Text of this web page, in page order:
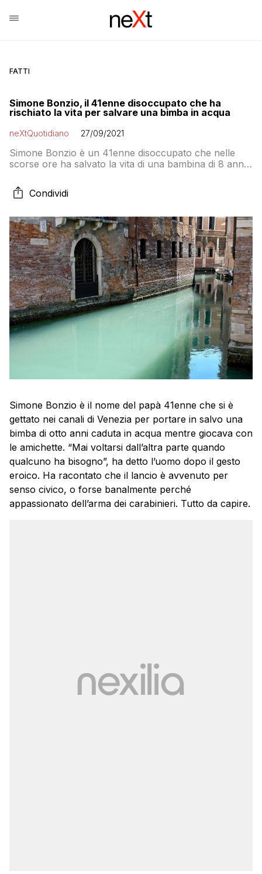
FATTI
Simone Bonzio, il 41enne disoccupato che ha
rischiato la vita per salvare una bimba in acqua
neXtQuotidiano 27/09/2021
Simone Bonzio è un 41enne disoccupato che nelle
scorse ore ha salvato la vita di una bambina di 8 anni
Condividi
Simone Bonzio è il nome del papà 41enne che si è
gettato nei canali di Venezia per portare in salvo una
bimba di otto anni caduta in acqua mentre giocava con
le amichette. “Mai voltarsi dall’altra parte quando
qualcuno ha bisogno”, ha detto l’uomo dopo il gesto
eroico. Ha racontato che il lancio è avvenuto per
senso civico, o forse banalmente perché
appassionato dell’arma dei carabinieri. Tutto da capire.